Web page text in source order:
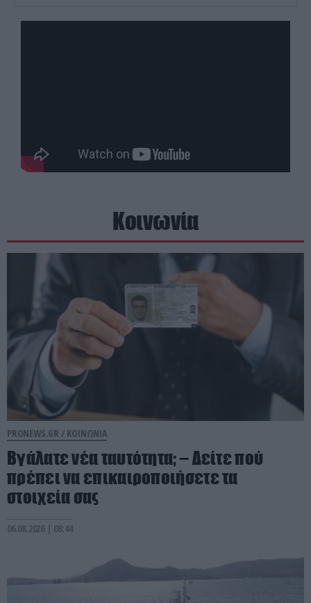
Κοινωνία
PRONEWS.GR / ΚΟΙΝΩΝΙΑ
Βγάλατε νέα ταυτότητα; – Δείτε πού
πρέπει να επικαιροποιήσετε τα
στοιχεία σας
06.08.2026 | 08:44